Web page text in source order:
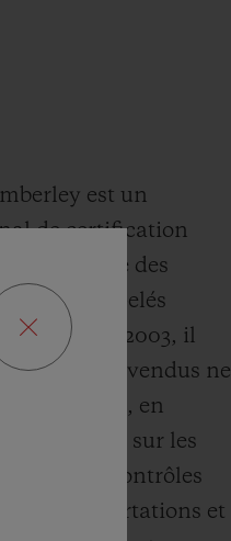
est un
de certification
commerce des
(aussi appelés
Lancé en 2003, il
diamants vendus ne
armés, en
strictes sur les
des contrôles
les importations et